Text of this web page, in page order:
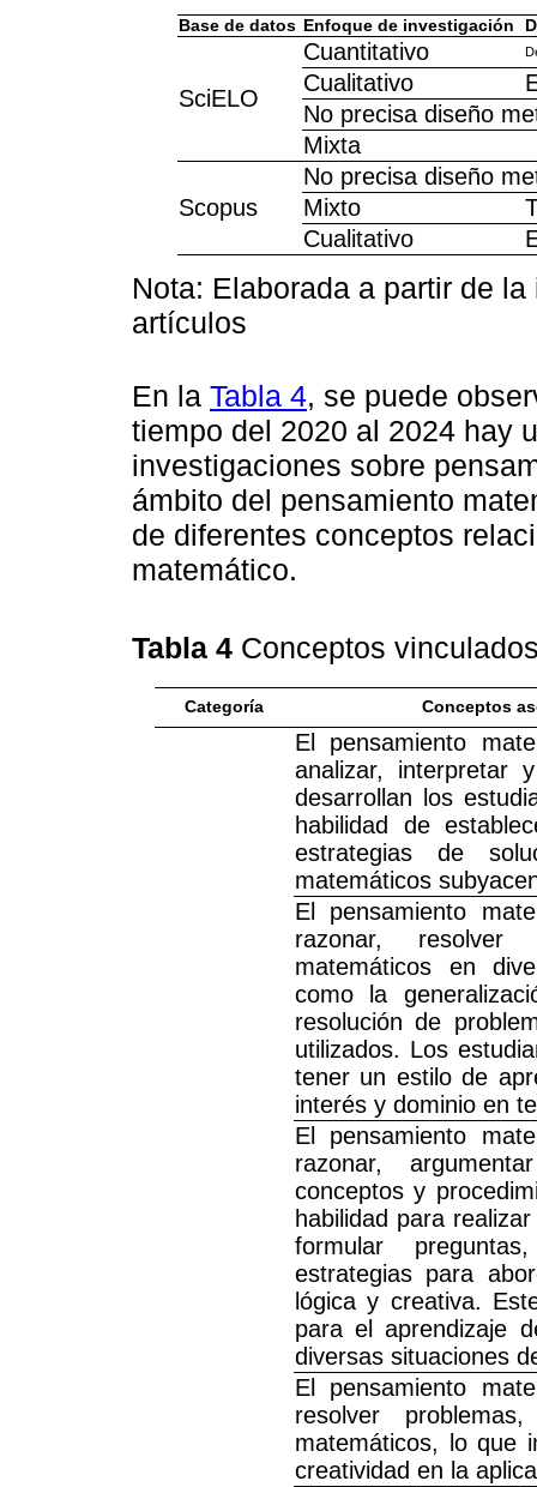
Base de datos Enfoque de investigación
SciELO
Cuantitativo
Cualitativo
No precisa diseño
Mixta
Scopus
No precisa diseño
Mixto
Cualitativo
Nota: Elaborada a partir de
artículos
En la Tabla 4, se puede
tiempo del 2020 al 2024 hay
investigaciones sobre
ámbito del pensamiento
de diferentes conceptos
matemático.
Tabla 4 Conceptos
Categoría Conceptos
El pensamiento
analizar, interpretar
desarrollan los
habilidad de
estrategias de
matemáticos
El pensamiento
razonar, resolver
matemáticos en
como la
resolución de
utilizados. Los
tener un estilo de
interés y dominio en
El pensamiento
razonar,
conceptos y
habilidad para
formular
estrategias para
lógica y creativa.
para el aprendizaje
diversas situaciones
El pensamiento
resolver
matemáticos, lo que
creatividad en la